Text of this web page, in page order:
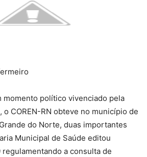
momento político vivenciado pela
o COREN-RN obteve no município de
do Norte, duas importantes
Municipal de Saúde editou
a consulta de